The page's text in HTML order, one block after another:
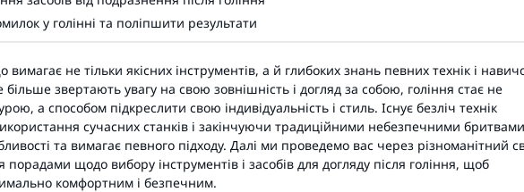
у голінні та поліпшити результати
не тільки якісних інструментів, а й глибоких знань певних технік і
більше звертають увагу на свою зовнішність і догляд за собою, гоління стає не
а способом підкреслити свою індивідуальність і стиль. Існує безліч технік
сучасних станків і закінчуючи традиційними небезпечними
та вимагає певного підходу. Далі ми проведемо вас через різноманітний
порадами щодо вибору інструментів і засобів для догляду після гоління, щоб
комфортним і безпечним.